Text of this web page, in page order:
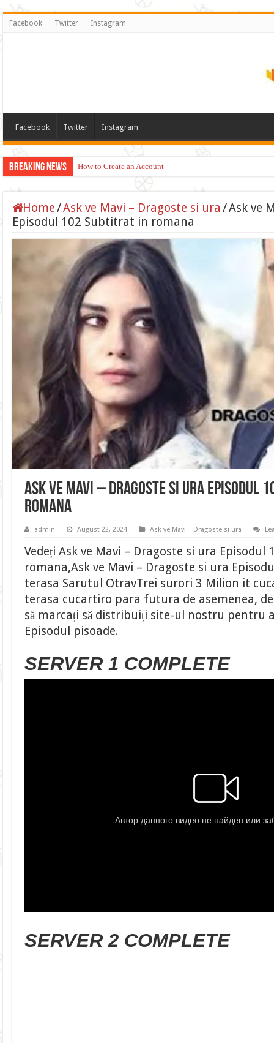
Facebook Twitter Instagram
Facebook Twitter Instagram
Breaking News How to Create an Account
Home/Ask ve Mavi – Dragoste si ura /Ask ve
Episodul 102 Subtitrat in romana
Ask ve Mavi – Dragoste si ura Episodul
romana
admin August 22, 2024 Ask ve Mavi – Dragoste si ura
Vedeți Ask ve Mavi – Dragoste si ura
romana,Ask ve Mavi – Dragoste si ura
terasa Sarutul OtravTrei surori 3 Milion it
terasa cucartiro para futura de asemenea,
să marcați să distribuiți site-ul nostru pentru
Episodul pisoade.
SERVER 1 COMPLETE
SERVER 2 COMPLETE